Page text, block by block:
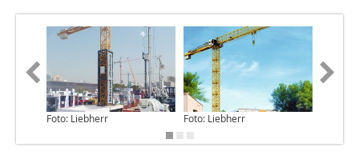
Foto: Liebherr Foto: Liebherr